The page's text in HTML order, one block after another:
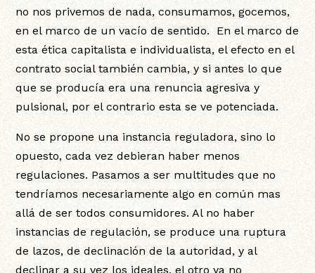
no nos privemos de nada, consumamos, gocemos,
en el marco de un vacío de sentido. En el marco de
esta ética capitalista e individualista, el efecto en el
contrato social también cambia, y si antes lo que
que se producía era una renuncia agresiva y
pulsional, por el contrario esta se ve potenciada.
No se propone una instancia reguladora, sino lo
opuesto, cada vez debieran haber menos
regulaciones. Pasamos a ser multitudes que no
tendríamos necesariamente algo en común mas
allá de ser todos consumidores. Al no haber
instancias de regulación, se produce una ruptura
de lazos, de declinación de la autoridad, y al
declinar a su vez los ideales, el otro ya no